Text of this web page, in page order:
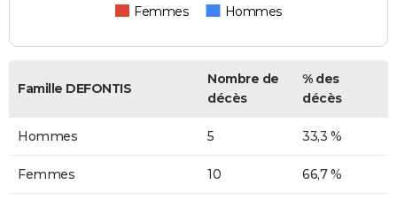
Femmes Hommes
Famille DEFONTIS
Nombre de
décès
% des
décès
Hommes 5 33,3 %
Femmes 10 66,7 %